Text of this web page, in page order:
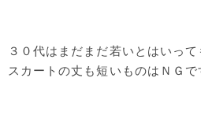
３０代はまだまだ若いとはいって
スカートの丈も短いものはＮＧで